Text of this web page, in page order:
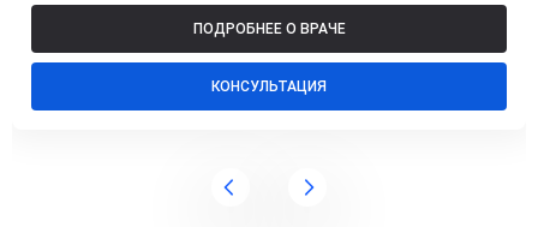
ПОДРОБНЕЕ О ВРАЧЕ
КОНСУЛЬТАЦИЯ